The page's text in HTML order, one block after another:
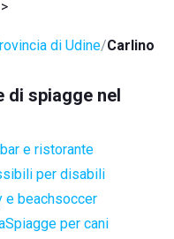
>
di Udine Carlino
di spiagge nel
e ristorante
per disabili
e beachsoccer
Spiagge per cani